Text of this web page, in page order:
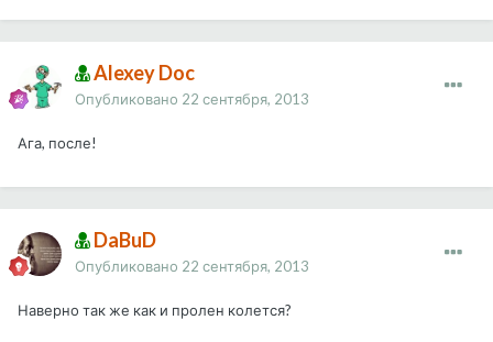
Alexey Doc
Опубликовано 22 сентября, 2013
Ага, после!
DaBuD
Опубликовано 22 сентября, 2013
Наверно так же как и пролен колется?